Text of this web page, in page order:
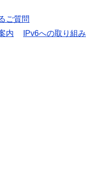
ご質問
内
IPv6への取り組み